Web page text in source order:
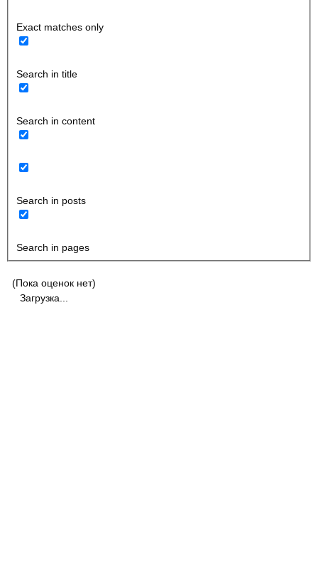
Exact matches only
Search in title
Search in content
Search in posts
Search in pages
(Пока оценок нет)
Загрузка...